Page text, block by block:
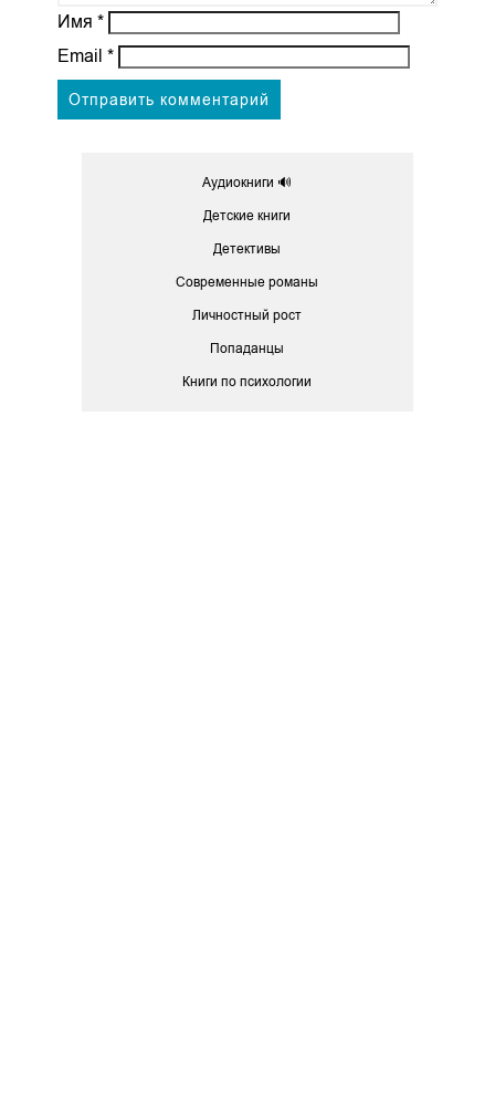
Имя *
Email *
Аудиокниги 🔊
Детские книги
Детективы
Современные романы
Личностный рост
Попаданцы
Книги по психологии